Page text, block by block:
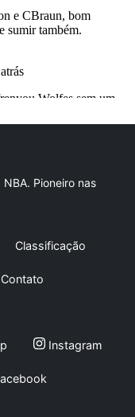
Pioneiro nas
Classificação
Contato
Instagram